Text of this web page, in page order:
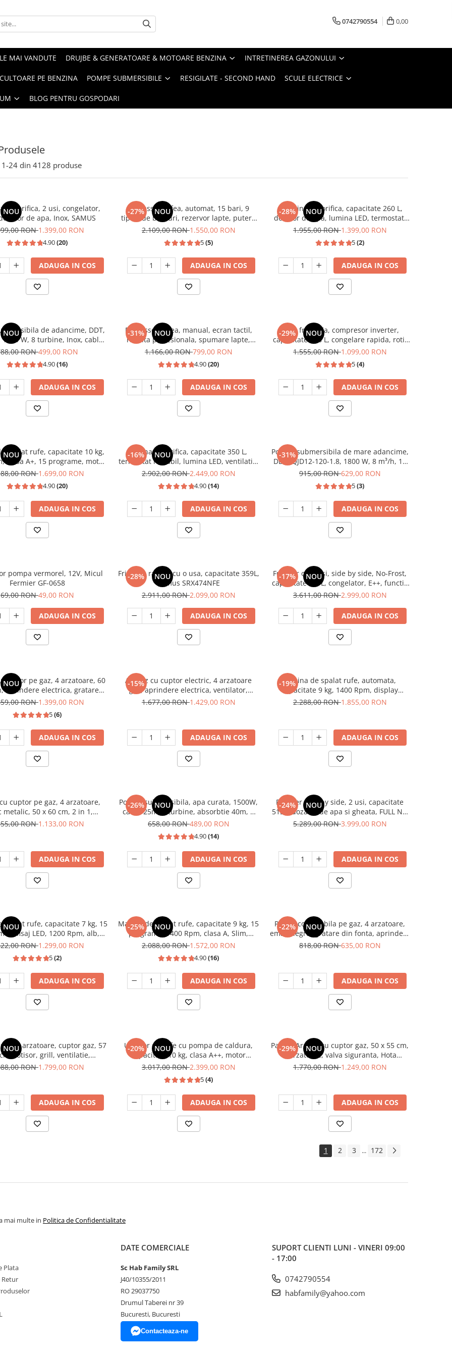
0742790554 0,00
MAI VANDUTE DRUJBE & GENERATOARE & MOTOARE BENZINA INTRETINEREA GAZONULUI
PE BENZINA POMPE SUBMERSIBILE RESIGILATE - SECOND HAND SCULE ELECTRICE
BLOG PENTRU GOSPODARI
1-24 din 4128 produse
NOU
frigorifica, 2 usi, congelator,
de apa, Inox, SAMUS
RON1.399,00 RON
4.90(20)
ADAUGA IN COS
-27% NOU
Espressor cafea, automat, 15 bari, 9
tipuri de bauturi, rezervor lapte, putere
1350W, SAMUS
2.109,00 RON1.550,00 RON
5(5)
ADAUGA IN COS
-28% NOU
Combina frigorifica, capacitate 260 L,
dozator de apa, lumina LED, termostat,
usi reversibile, Gri Antracit, HEINNER
1.955,00 RON1.399,00 RON
5(2)
ADAUGA IN COS
NOU
de adancime, DDT,
1500 W, 8 turbine, Inox, cablu
25m
RON499,00 RON
4.90(16)
ADAUGA IN COS
-31% NOU
Espressor cafea, manual, ecran tactil,
rasnita profesionala, spumare lapte,
pompa apa italia 20 bari, rezervor apa
1.166,00 RON799,00 RON
4.90(20)
ADAUGA IN COS
-29% NOU
Lada frigorifia, compresor inverter,
capacitate 198 L, congelare rapida, roti,
Negru, HEINNER
1.555,00 RON1.099,00 RON
5(4)
ADAUGA IN COS
NOU
spalat rufe, capacitate 10 kg,
clasa A+, 15 programe, motor
display digital, Alb, HEINNER
RON1.699,00 RON
4.90(20)
ADAUGA IN COS
-16% NOU
Vitrina frigorifica, capacitate 350 L,
termostat reglabil, lumina LED, ventilatie,
negru, LDK
2.902,00 RON2.449,00 RON
4.90(14)
ADAUGA IN COS
-31%
Pompa submersibila de mare adancime,
DDT, QJD12-120-1.8, 1800 W, 8 m³/h, 12
turbine, Inox
915,00 RON629,00 RON
5(3)
ADAUGA IN COS
pompa vermorel, 12V, Micul
Fermier GF-0658
69,00 RON49,00 RON
ADAUGA IN COS
-28% NOU
Frigider, racitor cu o usa, capacitate 359L,
Samus SRX474NFE
2.911,00 RON2.099,00 RON
ADAUGA IN COS
-17% NOU
Frigider cu 2 usi, side by side, No-Frost,
capacitate 529L, congelator, E++, functie
Smart, touch, INOX, HEINNER
3.611,00 RON2.999,00 RON
ADAUGA IN COS
NOU
cuptor pe gaz, 4 arzatoare, 60
aprindere electrica, gratare
timer, lumina, Samus
RON1.399,00 RON
5(6)
ADAUGA IN COS
-15%
Aragaz cu cuptor electric, 4 arzatoare
gaz, aprindere electrica, ventilator,
lumina cuptor, Bej, NOBELTEK
1.677,00 RON1.429,00 RON
ADAUGA IN COS
-19%
Masina de spalat rufe, automata,
capacitate 9 kg, 1400 Rpm, display
digital, motor inverter, 14 programe,
2.288,00 RON1.855,00 RON
ADAUGA IN COS
cuptor pe gaz, 4 arzatoare,
metalic, 50 x 60 cm, 2 in 1,
GPL+GN, Gri, LDK
RON1.133,00 RON
ADAUGA IN COS
-26% NOU
Pompa submersibila, apa curata, 1500W,
cablu 25m, 8 turbine, absorbtie 40m, 5
mc/h, 1" tol, dimensiune 100 mm, Inox,
658,00 RON489,00 RON
4.90(14)
ADAUGA IN COS
-24% NOU
Frigider side by side, 2 usi, capacitate
513L, dozator de apa si gheata, FULL NO
FROST, afisaj LCD, dual inverter,Samus
5.289,00 RON3.999,00 RON
ADAUGA IN COS
NOU
spalat rufe, capacitate 7 kg, 15
afisaj LED, 1200 Rpm, alb,
HEINNER
RON1.299,00 RON
5(2)
ADAUGA IN COS
-25% NOU
Masina de spalat rufe, capacitate 9 kg, 15
programe, 1400 Rpm, clasa A, Slim,
motor Inverter, Samus WSLI-9144
2.088,00 RON1.572,00 RON
4.90(16)
ADAUGA IN COS
-22% NOU
Plita incorporabila pe gaz, 4 arzatoare,
email negru, gratare din fonta, aprindere
electrica, Samus
818,00 RON635,00 RON
ADAUGA IN COS
NOU4 arzatoare, cuptor gaz, 57
cm, rotisor, grill, ventilatie,
electrica, gratare fonta, negru
RON1.799,00 RON
ADAUGA IN COS
-20% NOU
Uscator de rufe cu pompa de caldura,
capacitate 10 kg, clasa A++, motor
inverter, 14 programe, Heinner
3.017,00 RON2.399,00 RON
5(4)
ADAUGA IN COS
-29% NOU
Pachet Aragaz cu cuptor gaz, 50 x 55 cm,
4 arzatoare, valva siguranta, Hota
traditionala, 2 motoare, 3 viteze, 299-
1.770,00 RON1.249,00 RON
ADAUGA IN COS
1 2 3 ... 172
mai multe in Politica de Confidentialitate
Plata
Retur
DATE COMERCIALE
Sc Hab Family SRL
J40/10355/2011
RO 29037750
Drumul Taberei nr 39
Bucuresti, Bucuresti
Contacteaza-ne
SUPORT CLIENTI LUNI - VINERI 09:00
- 17:00
0742790554
habfamily@yahoo.com